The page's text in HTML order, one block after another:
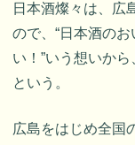
日本酒燦々は、広
ので、“日本酒の
い！”いう想いか
という。
広島をはじめ全国